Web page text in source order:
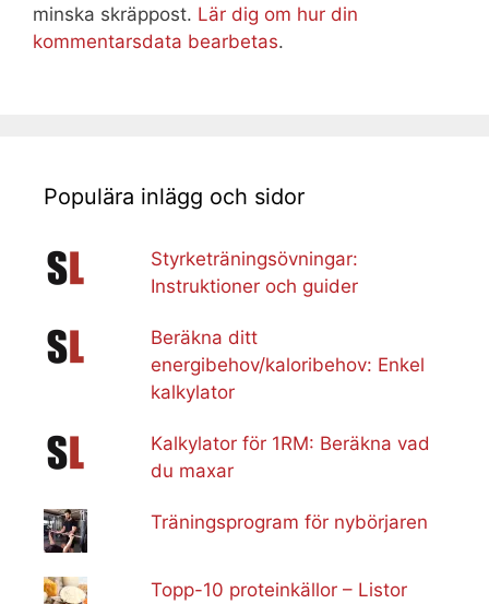
minska skräppost. Lär dig om hur din
kommentarsdata bearbetas.
Populära inlägg och sidor
Styrketräningsövningar:
Instruktioner och guider
Beräkna ditt
energibehov/kaloribehov: Enkel
kalkylator
Kalkylator för 1RM: Beräkna vad
du maxar
Träningsprogram för nybörjaren
Topp-10 proteinkällor – Listor